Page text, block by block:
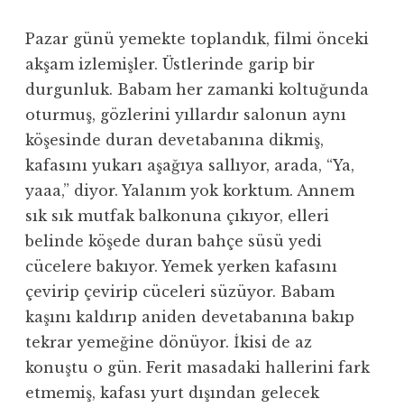
Pazar günü yemekte toplandık, filmi önceki
akşam izlemişler. Üstlerinde garip bir
durgunluk. Babam her zamanki koltuğunda
oturmuş, gözlerini yıllardır salonun aynı
köşesinde duran devetabanına dikmiş,
kafasını yukarı aşağıya sallıyor, arada, “Ya,
yaaa,” diyor. Yalanım yok korktum. Annem
sık sık mutfak balkonuna çıkıyor, elleri
belinde köşede duran bahçe süsü yedi
cücelere bakıyor. Yemek yerken kafasını
çevirip çevirip cüceleri süzüyor. Babam
kaşını kaldırıp aniden devetabanına bakıp
tekrar yemeğine dönüyor. İkisi de az
konuştu o gün. Ferit masadaki hallerini fark
etmemiş, kafası yurt dışından gelecek